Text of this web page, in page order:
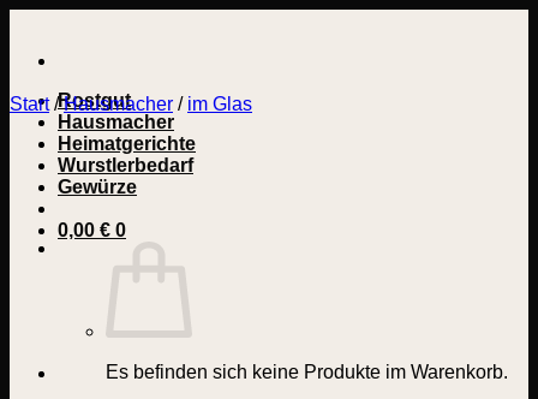
springen
Rostgut
Hausmacher
Heimatgerichte
Wurstlerbedarf
Gewürze
0,00 € 0
Es befinden sich keine Produkte im Warenkorb.
Start / Hausmacher / im Glas